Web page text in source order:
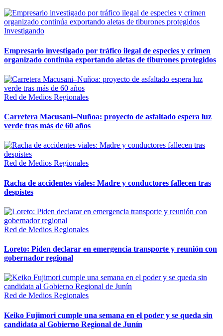
Investigando
Empresario investigado por tráfico ilegal de especies y crimen
organizado continúa exportando aletas de tiburones protegidos
Red de Medios Regionales
Carretera Macusani–Nuñoa: proyecto de asfaltado espera luz
verde tras más de 60 años
Red de Medios Regionales
Racha de accidentes viales: Madre y conductores fallecen tras
despistes
Red de Medios Regionales
Loreto: Piden declarar en emergencia transporte y reunión con
gobernador regional
Red de Medios Regionales
Keiko Fujimori cumple una semana en el poder y se queda sin
candidata al Gobierno Regional de Junín